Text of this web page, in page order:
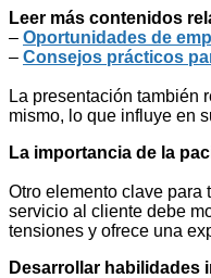
Leer más contenidos
– Oportunidades de
– Consejos prácticos
La presentación también
mismo, lo que influye en
La importancia de la
Otro elemento clave para
servicio al cliente debe
tensiones y ofrece una
Desarrollar habilidades